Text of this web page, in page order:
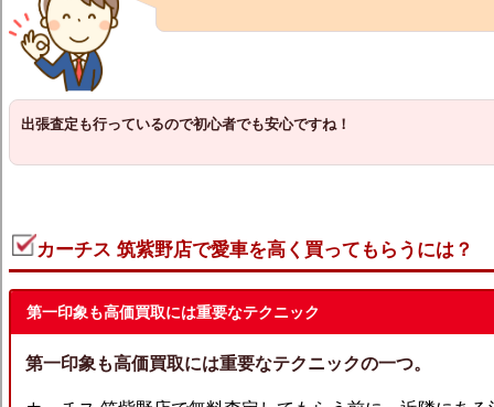
出張査定も行っているので初心者でも安心ですね！
カーチス 筑紫野店で愛車を高く買ってもらうには？
第一印象も高価買取には重要なテクニック
第一印象も高価買取には重要なテクニックの一つ。